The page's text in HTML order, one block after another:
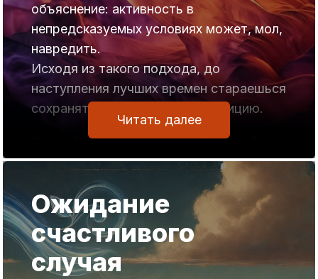
объяснение: активность в
непредсказуемых условиях может, мол,
навредить.
Исходя из такого подхода, до
наступления лучших времен стараешься
сохранять выжидательную позицию.
В такой позиции есть один большой
минус, при наличии кажущихся плюсов.
Угасает жизненная энергия, связанная с
активностью.
Это все равно, что затушить горевший
костер.
Затушить можно, но заново его
Читать далее
Ожидание
счастливого
случая